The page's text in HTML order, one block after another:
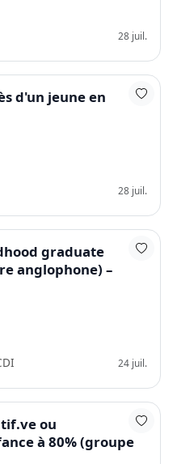
28 juil.
d'un jeune en
28 juil.
graduate
anglophone) –
24 juil.
ou
à 80% (groupe